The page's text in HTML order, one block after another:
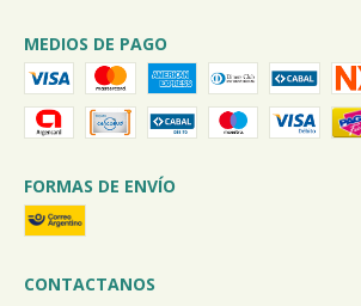
MEDIOS DE PAGO
FORMAS DE ENVÍO
CONTACTANOS